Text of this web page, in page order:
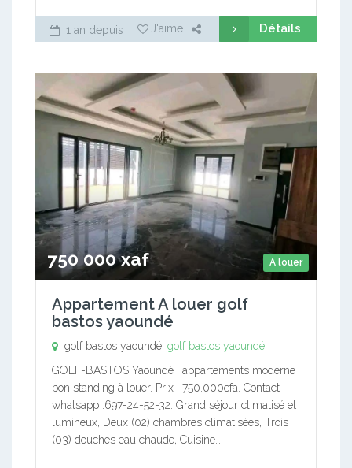
1 an depuis J'aime Détails
A louer
750 000 xaf
Appartement A louer golf
bastos yaoundé
golf bastos yaoundé, golf bastos yaoundé
GOLF-BASTOS Yaoundé : appartements moderne
bon standing à louer. Prix : 750.000cfa. Contact
whatsapp :697-24-52-32. Grand séjour climatisé et
lumineux, Deux (02) chambres climatisées, Trois
(03) douches eau chaude, Cuisine…